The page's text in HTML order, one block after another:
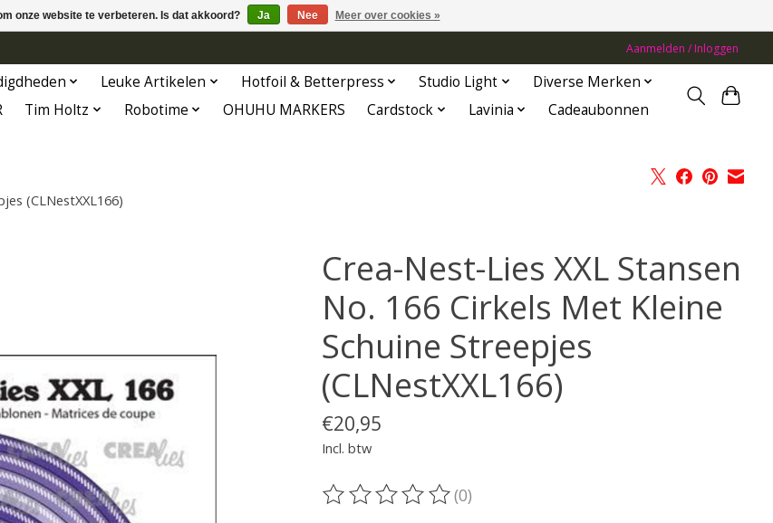
Aanmelden / Inloggen
Leuke Artikelen Hotfoil & Betterpress Studio Light
Diverse Merken
Tim Holtz Robotime OHUHU MARKERS Cardstock Lavinia Cadeaubonnen
(CLNestXXL166)
Crea-Nest-Lies XXL Stansen
No. 166 Cirkels Met Kleine
Schuine Streepjes
(CLNestXXL166)
€20,95
Incl. btw
De beoordeling van dit product is
(0)
onze website te verbeteren. Is dat akkoord? Ja Nee Meer over cookies »